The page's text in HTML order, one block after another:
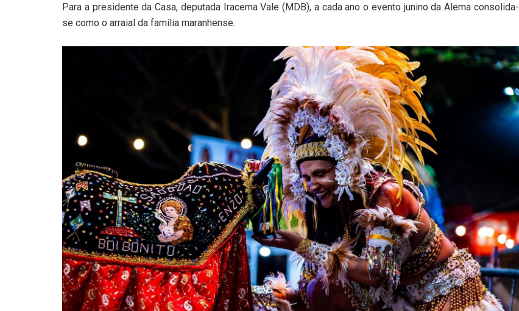
Para a presidente da Casa, deputada Iracema Vale (MDB), a cada ano o evento junino da Alema consolida-
se como o arraial da família maranhense.